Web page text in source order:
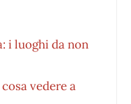
i luoghi da non
vedere a